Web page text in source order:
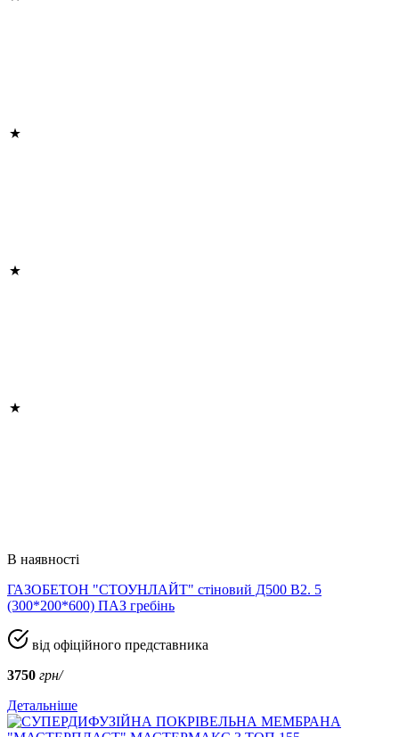
В наявності
ГАЗОБЕТОН "СТОУНЛАЙТ" стіновий Д500 В2. 5
(300*200*600) ПАЗ гребінь
від офіційного представника
3750 грн/
Детальніше